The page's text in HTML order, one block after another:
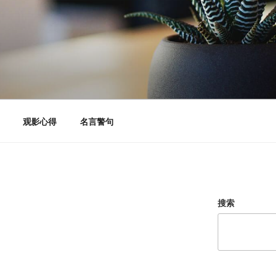
观影心得 名言警句
搜索